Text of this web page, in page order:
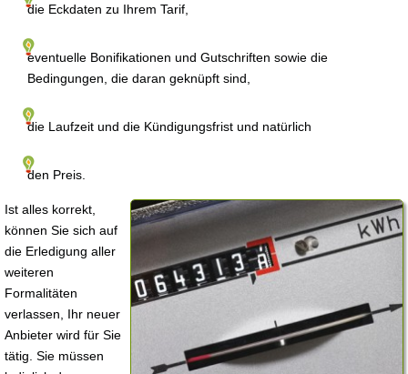
die Eckdaten zu Ihrem Tarif,
eventuelle Bonifikationen und Gutschriften sowie die
Bedingungen, die daran geknüpft sind,
die Laufzeit und die Kündigungsfrist und natürlich
den Preis.
Ist alles korrekt,
können Sie sich auf
die Erledigung aller
weiteren
Formalitäten
verlassen, Ihr neuer
Anbieter wird für Sie
tätig. Sie müssen